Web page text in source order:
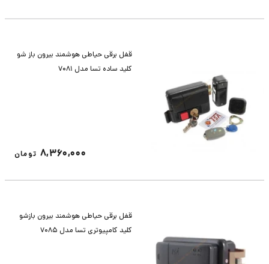
قفل برقی حیاطی هوشمند بیرون باز شو
کلید ساده تسا مدل 7081
8,360,000 تومان
قفل برقی حیاطی هوشمند بیرون بازشو
کلید کامپیوتری تسا مدل 7085